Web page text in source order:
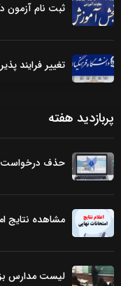
ثبت نام آزمون
تغییر فرایند
پربازدید هفته
حذف درخواست
مشاهده نتایج امتحانات
لیست مدارس